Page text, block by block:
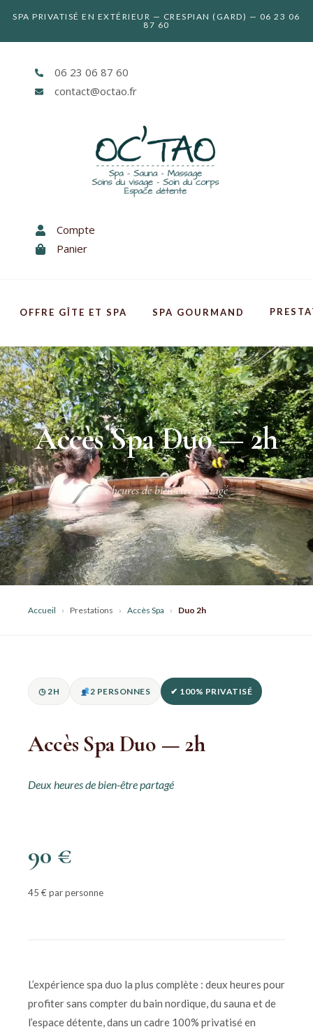
SPA PRIVATISÉ EN EXTÉRIEUR — CRESPIAN (GARD) — 06 23 06
87 60
06 23 06 87 60
contact@octao.fr
Compte
Panier
OFFRE GÎTE ET SPA SPA GOURMAND
Accès Spa Duo — 2h
Deux heures de bien-être partagé
Accueil › Prestations › Accès Spa › Duo 2h
◷ 2H 2 PERSONNES ✔ 100% PRIVATISÉ
Accès Spa Duo — 2h
Deux heures de bien-être partagé
90 €
45 € par personne
L’expérience spa duo la plus complète : deux heures pour
profiter sans compter du bain nordique, du sauna et de
l’espace détente, dans un cadre 100% privatisé en